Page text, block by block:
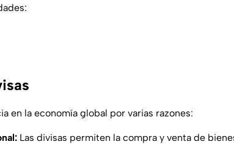
en la economía global por varias razones:
Las divisas permiten la compra y venta de